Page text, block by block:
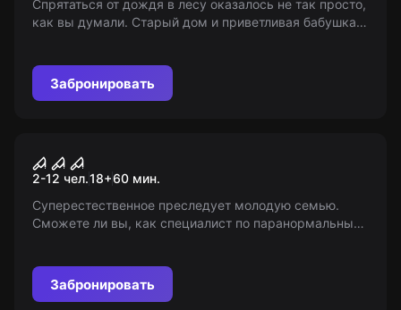
Спрятаться от дождя в лесу оказалось не так просто,
как вы думали. Старый дом и приветливая бабушка
запертого дома. Сумеете ли вы перехитрить
загадочную Гренни и найти свободу?
Забронировать
Проклятие: последний
ритуал
2-12 чел.18+60 мин.
Суперестественное преследует молодую семью.
Сможете ли вы, как специалист по паранормальным
Забронировать